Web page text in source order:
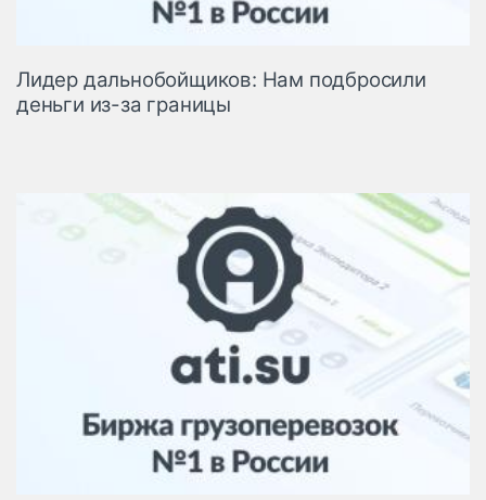
Лидер дальнобойщиков: Нам подбросили
деньги из-за границы